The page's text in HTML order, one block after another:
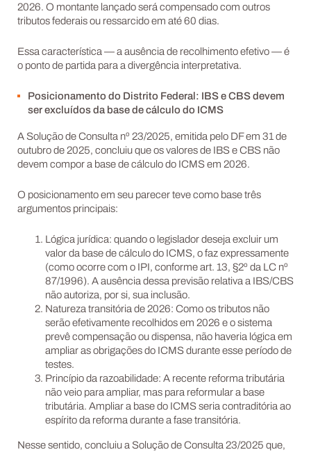
2026. O montante lançado será compensado com outros
tributos federais ou ressarcido em até 60 dias.
Essa característica — a ausência de recolhimento efetivo — é
o ponto de partida para a divergência interpretativa.
Posicionamento do Distrito Federal: IBS e CBS devem
ser excluídos da base de cálculo do ICMS
A Solução de Consulta nº 23/2025, emitida pelo DF em 31 de
outubro de 2025, concluiu que os valores de IBS e CBS não
devem compor a base de cálculo do ICMS em 2026.
O posicionamento em seu parecer teve como base três
argumentos principais:
Lógica jurídica: quando o legislador deseja excluir um
valor da base de cálculo do ICMS, o faz expressamente
(como ocorre com o IPI, conforme art. 13, §2º da LC nº
87/1996). A ausência dessa previsão relativa a IBS/CBS
não autoriza, por si, sua inclusão.
Natureza transitória de 2026: Como os tributos não
serão efetivamente recolhidos em 2026 e o sistema
prevê compensação ou dispensa, não haveria lógica em
ampliar as obrigações do ICMS durante esse período de
testes.
Princípio da razoabilidade: A recente reforma tributária
não veio para ampliar, mas para reformular a base
tributária. Ampliar a base do ICMS seria contraditória ao
espírito da reforma durante a fase transitória.
Nesse sentido, concluiu a Solução de Consulta 23/2025 que,